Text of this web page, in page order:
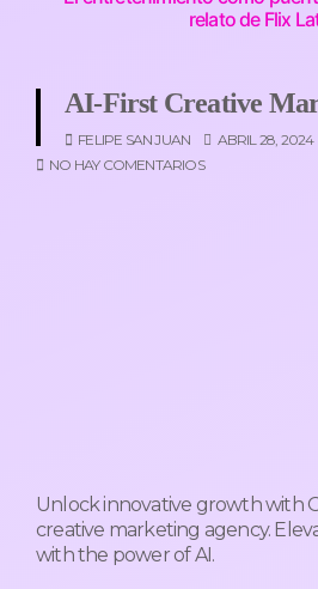
relato de Flix
AI-First Creative
FELIPE SAN JUAN
ABRIL 28, 2024
NO HAY COMENTARIOS
Unlock innovative growth with
creative marketing agency.
with the power of AI.